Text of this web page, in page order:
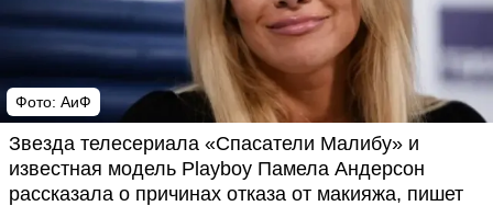
Фото: АиФ
Звезда телесериала «Спасатели Малибу» и
известная модель Playboy Памела Андерсон
рассказала о причинах отказа от макияжа, пишет